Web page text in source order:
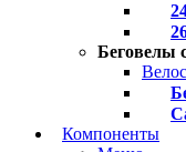
Беговелы
Компоненты